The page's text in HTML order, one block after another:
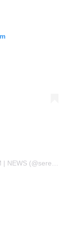
Публикация от ЖАНЫЛЫКТАР | НОВОСТИ | NEWS (@serep.kg)